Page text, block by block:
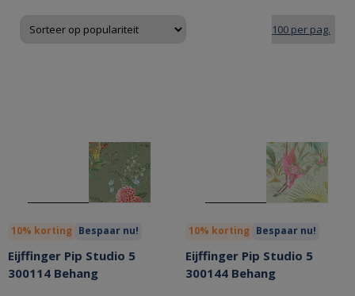
10% korting Bespaar nu!
Eijffinger Pip Studio 5
300114 Behang
10% korting Bespaar nu!
Eijffinger Pip Studio 5
300144 Behang